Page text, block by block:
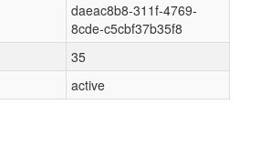
daeac8b8-311f-4769-
8cde-c5cbf37b35f8
35
active